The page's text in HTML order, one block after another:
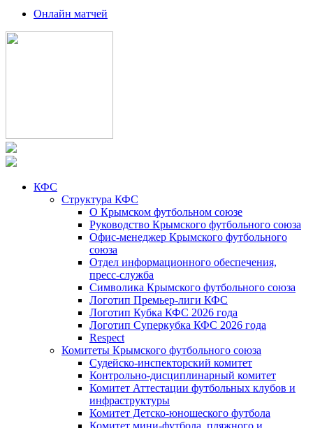
Онлайн матчей
КФС
Структура КФС
О Крымском футбольном союзе
Руководство Крымского футбольного союза
Офис-менеджер Крымского футбольного
союза
Отдел информационного обеспечения,
пресс-служба
Символика Крымского футбольного союза
Логотип Премьер-лиги КФС
Логотип Кубка КФС 2026 года
Логотип Суперкубка КФС 2026 года
Respect
Комитеты Крымского футбольного союза
Судейско-инспекторский комитет
Контрольно-дисциплинарный комитет
Комитет Аттестации футбольных клубов и
инфраструктуры
Комитет Детско-юношеского футбола
Комитет мини-футбола, пляжного и